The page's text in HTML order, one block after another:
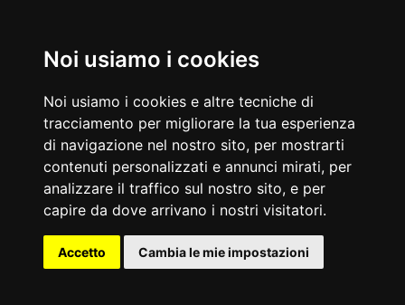
Noi usiamo i cookies
Noi usiamo i cookies e altre tecniche di
tracciamento per migliorare la tua esperienza
di navigazione nel nostro sito, per mostrarti
contenuti personalizzati e annunci mirati, per
analizzare il traffico sul nostro sito, e per
capire da dove arrivano i nostri visitatori.
Accetto Cambia le mie impostazioni
Europa
Africa
Asia
Sud America